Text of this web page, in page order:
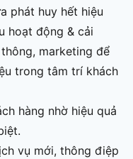
phát huy hết hiệu
hoạt động & cải
marketing để
trong tâm trí khách
hàng nhờ hiệu quả
vụ mới, thông điệp